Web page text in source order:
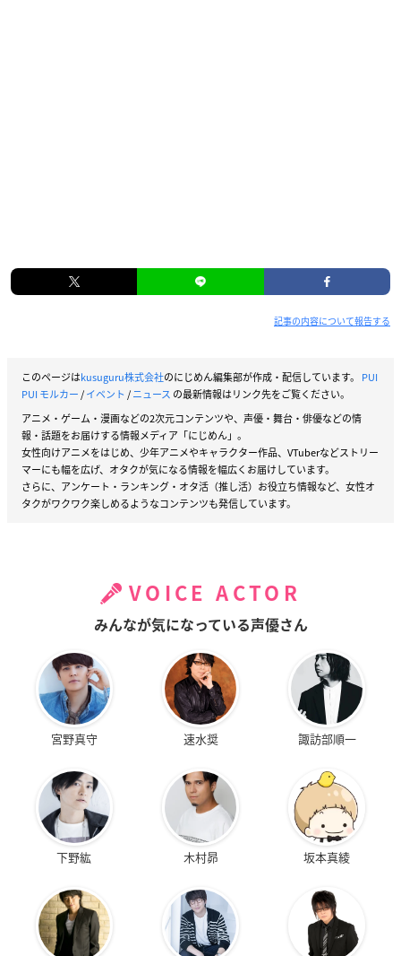
記事の内容について報告する
このページはkusuguru株式会社のにじめん編集部が作成・配信しています。 PUI
PUI モルカー/イベント /ニュース の最新情報はリンク先をご覧ください。
アニメ・ゲーム・漫画などの2次元コンテンツや、声優・舞台・俳優などの情
報・話題をお届けする情報メディア「にじめん」。
女性向けアニメをはじめ、少年アニメやキャラクター作品、VTuberなどストリー
マーにも幅を広げ、オタクが気になる情報を幅広くお届けしています。
さらに、アンケート・ランキング・オタ活（推し活）お役立ち情報など、女性オ
タクがワクワク楽しめるようなコンテンツも発信しています。
VOICE ACTOR
みんなが気になっている声優さん
宮野真守 速水奨 諏訪部順一
下野紘 木村昴 坂本真綾